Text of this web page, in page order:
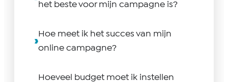
het beste voor mijn campagne is?
Hoe meet ik het succes van mijn
online campagne?
Hoeveel budget moet ik instellen